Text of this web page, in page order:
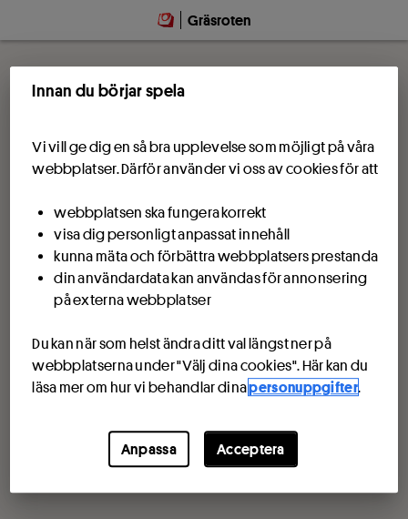
Gräsroten
Innan du börjar spela
Vi vill ge dig en så bra upplevelse som möjligt på våra
webbplatser. Därför använder vi oss av cookies för att
webbplatsen ska fungera korrekt
visa dig personligt anpassat innehåll
kunna mäta och förbättra webbplatsers prestanda
din användardata kan användas för annonsering
på externa webbplatser
Du kan när som helst ändra ditt val längst ner på
webbplatserna under "Välj dina cookies". Här kan du
läsa mer om hur vi behandlar dinapersonuppgifter.
Anpassa Acceptera